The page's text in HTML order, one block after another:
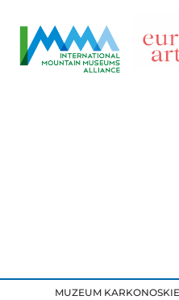
MUZEUM